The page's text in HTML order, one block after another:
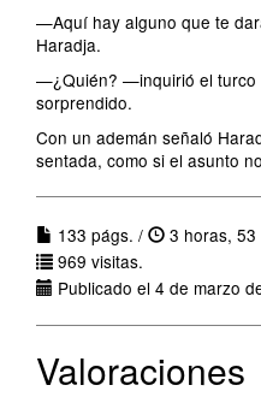
—Aquí hay alguno que te
Haradja.
—¿Quién? —inquirió el turco
sorprendido.
Con un ademán señaló
sentada, como si el asunto
133 págs. /
3 horas, 53
969 visitas.
Publicado el 4 de marzo
Valoraciones